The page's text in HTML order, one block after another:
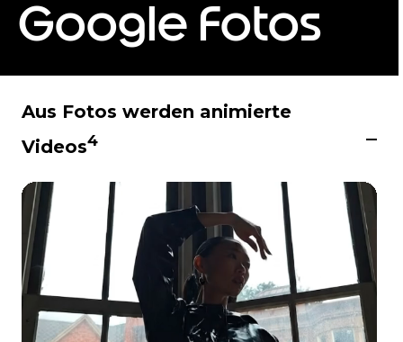
Google Fotos
Aus Fotos werden animierte
Videos4